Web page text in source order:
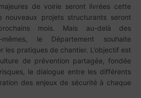
de voirie seront livrées cette
nouveaux projets structurants seront
mois. Mais au-delà des
mêmes, le Département souhaite
les pratiques de chantier. L’objectif est
de prévention partagée, fondée
le dialogue entre les différents
des enjeux de sécurité à chaque